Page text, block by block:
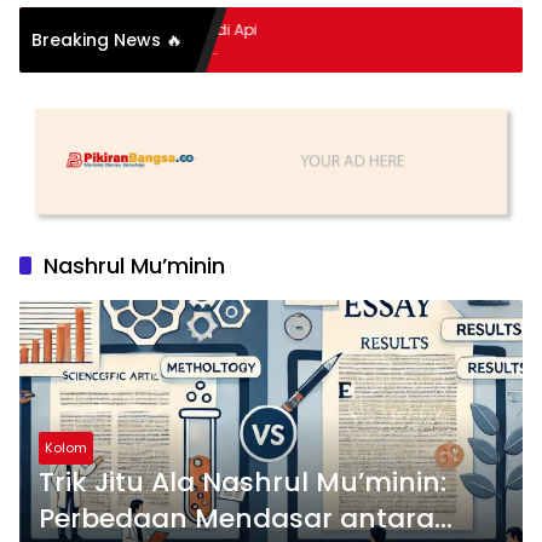
Breaking News 🔥
Hidup Meledak Jadi Api
Tragedi Menteng-
Maling Ayam di Bali
Nashrul Mu’minin
Kolom
Trik Jitu Ala Nashrul Mu’minin:
Perbedaan Mendasar antara